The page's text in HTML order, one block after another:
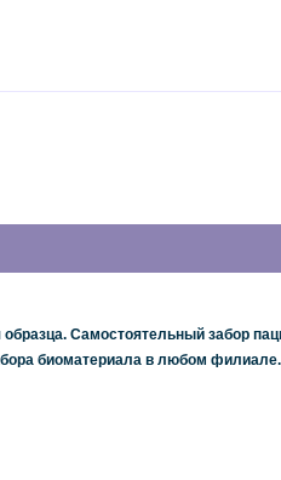
Самостоятельный забор
биоматериала в любом филиале.